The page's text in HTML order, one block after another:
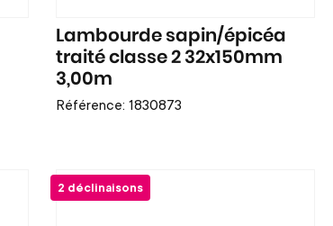
Lambourde sapin/épicéa
traité classe 2 32x150mm
3,00m
Référence: 1830873
2 déclinaisons